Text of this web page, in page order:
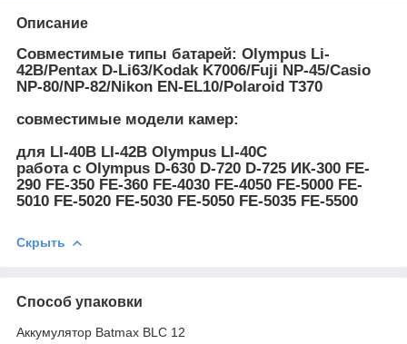
Описание
Совместимые типы батарей: Olympus Li-
42B/Pentax D-Li63/Kodak K7006/Fuji NP-45/Casio
NP-80/NP-82/Nikon EN-EL10/Polaroid T370
совместимые модели камер:
для LI-40B LI-42B Olympus LI-40C
работа с Olympus D-630 D-720 D-725 ИК-300 FE-
290 FE-350 FE-360 FE-4030 FE-4050 FE-5000 FE-
5010 FE-5020 FE-5030 FE-5050 FE-5035 FE-5500
Скрыть
Способ упаковки
Аккумулятор Batmax BLC 12